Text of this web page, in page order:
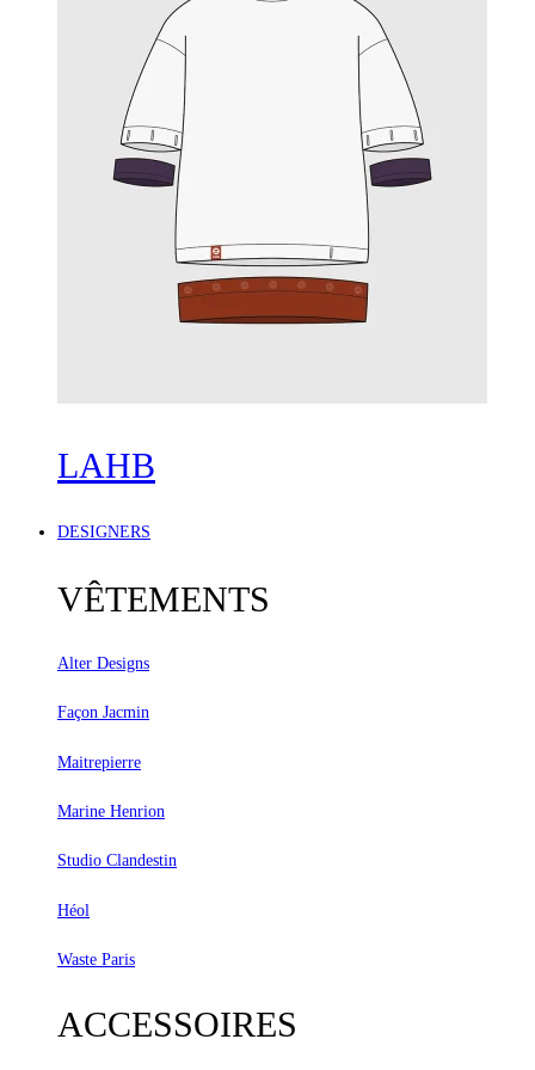
LAHB
DESIGNERS
VÊTEMENTS
Alter Designs
Façon Jacmin
Maitrepierre
Marine Henrion
Studio Clandestin
Héol
Waste Paris
ACCESSOIRES